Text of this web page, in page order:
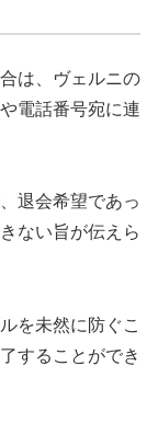
は、ヴェルニの
電話番号宛に連
退会希望であっ
ない旨が伝えら
を未然に防ぐこ
することができ